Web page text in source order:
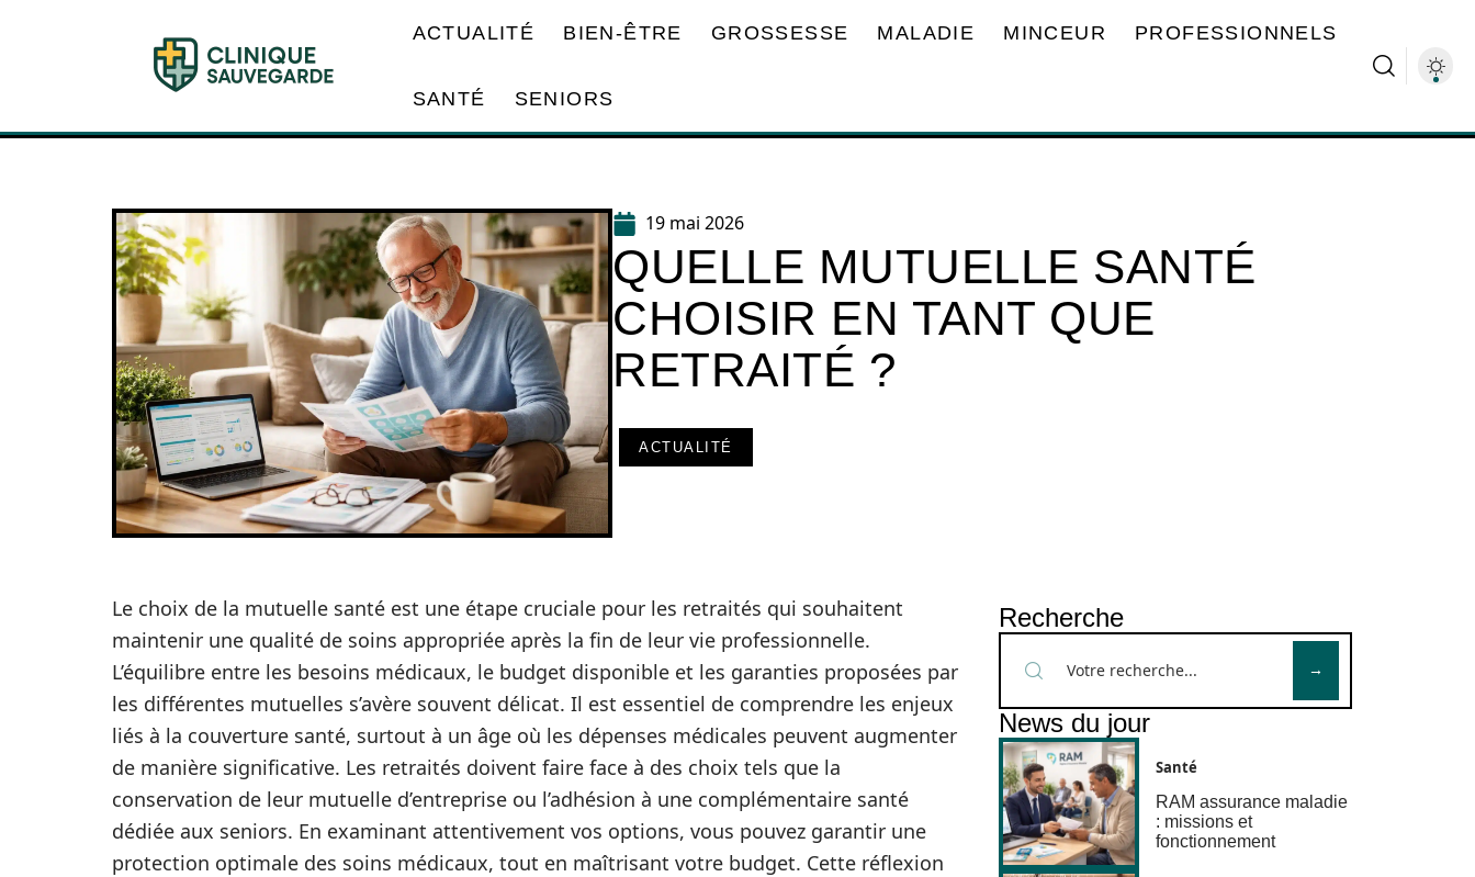
ACTUALITÉ BIEN-ÊTRE GROSSESSE MALADIE MINCEUR PROFESSIONNELS
SANTÉ SENIORS
19 mai 2026
QUELLE MUTUELLE SANTÉ
CHOISIR EN TANT QUE
RETRAITÉ ?
ACTUALITÉ
Le choix de la mutuelle santé est une étape cruciale pour les retraités qui souhaitent
maintenir une qualité de soins appropriée après la fin de leur vie professionnelle.
L’équilibre entre les besoins médicaux, le budget disponible et les garanties proposées par
les différentes mutuelles s’avère souvent délicat. Il est essentiel de comprendre les enjeux
liés à la couverture santé, surtout à un âge où les dépenses médicales peuvent augmenter
de manière significative. Les retraités doivent faire face à des choix tels que la
conservation de leur mutuelle d’entreprise ou l’adhésion à une complémentaire santé
dédiée aux seniors. En examinant attentivement vos options, vous pouvez garantir une
protection optimale des soins médicaux, tout en maîtrisant votre budget. Cette réflexion
Recherche
News du jour
Santé
RAM assurance maladie
: missions et
fonctionnement